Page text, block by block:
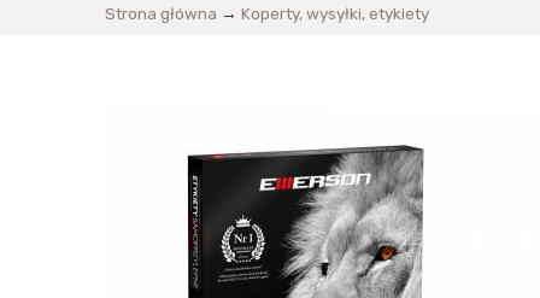
Strona główna → Koperty, wysyłki, etykiety